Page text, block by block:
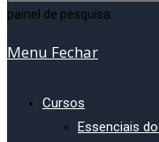
painel de pesquisa.
Menu Fechar
Cursos
Essenciais